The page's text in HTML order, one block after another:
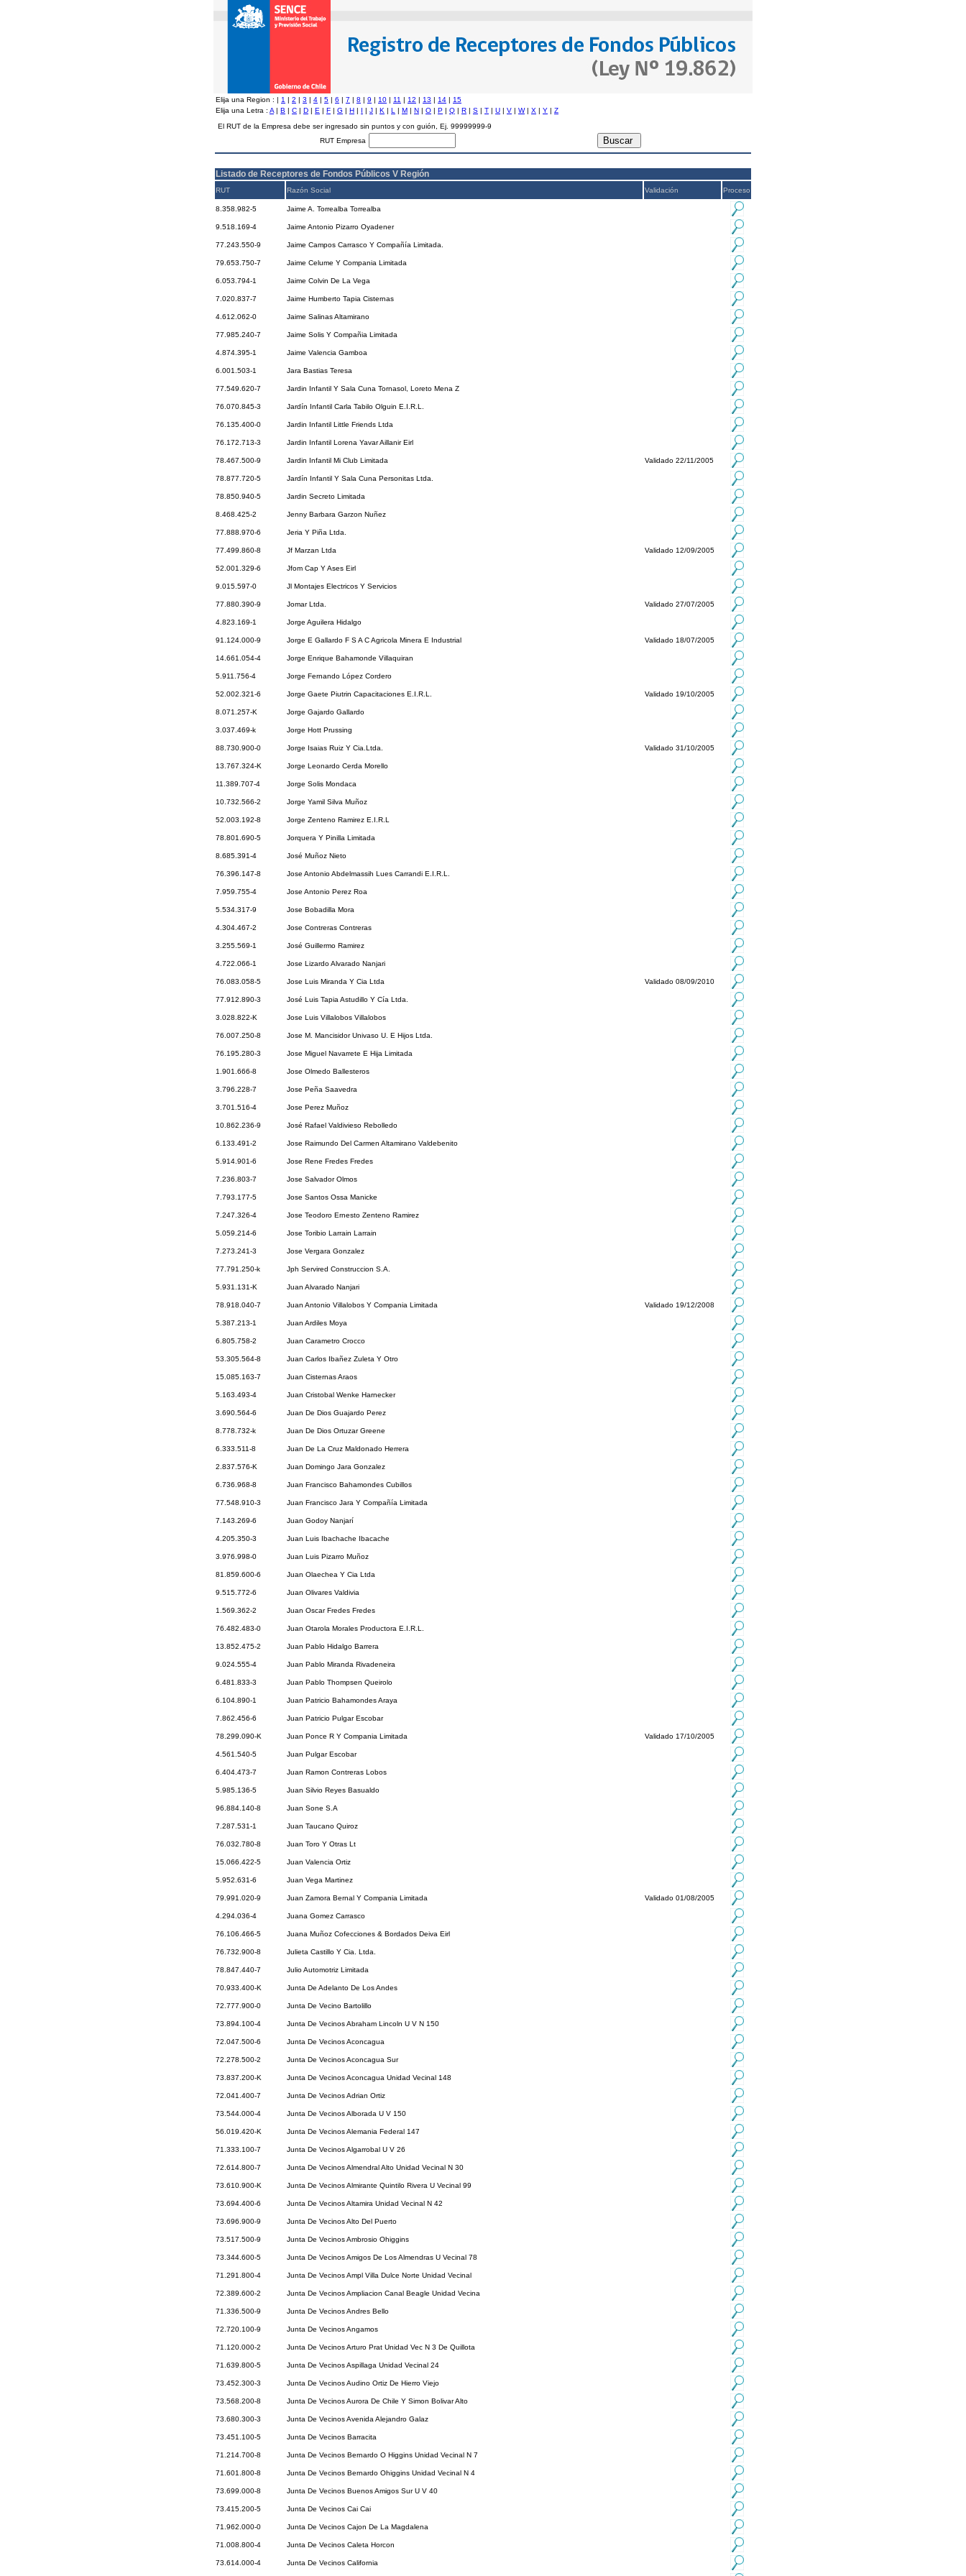
Elija una Region : | 1 | 2 | 3 | 4 | 5 | 6 | 7 | 8 | 9 | 10 | 11 | 12 | 13 | 14 | 15
Elija una Letra : A | B | C | D | E | F | G | H | I | J | K | L | M | N | O | P | Q | R | S | T | U | V | W| X | Y | Z
El RUT de la Empresa debe ser ingresado sin puntos y con guión, Ej. 99999999-9
RUT Empresa
Listado de Receptores de Fondos Públicos V Región
RUT Razón Social Validación Proceso
8.358.982-5 Jaime A. Torrealba Torrealba
9.518.169-4 Jaime Antonio Pizarro Oyadener
77.243.550-9 Jaime Campos Carrasco Y Compañía Limitada.
79.653.750-7 Jaime Celume Y Compania Limitada
6.053.794-1 Jaime Colvin De La Vega
7.020.837-7 Jaime Humberto Tapia Cisternas
4.612.062-0 Jaime Salinas Altamirano
77.985.240-7 Jaime Solis Y Compañia Limitada
4.874.395-1 Jaime Valencia Gamboa
6.001.503-1 Jara Bastias Teresa
77.549.620-7 Jardin Infantil Y Sala Cuna Tornasol, Loreto Mena Z
76.070.845-3 Jardín Infantil Carla Tabilo Olguin E.I.R.L.
76.135.400-0 Jardin Infantil Little Friends Ltda
76.172.713-3 Jardin Infantil Lorena Yavar Aillanir Eirl
78.467.500-9 Jardin Infantil Mi Club Limitada Validado 22/11/2005
78.877.720-5 Jardín Infantil Y Sala Cuna Personitas Ltda.
78.850.940-5 Jardin Secreto Limitada
8.468.425-2 Jenny Barbara Garzon Nuñez
77.888.970-6 Jeria Y Piña Ltda.
77.499.860-8 Jf Marzan Ltda Validado 12/09/2005
52.001.329-6 Jfom Cap Y Ases Eirl
9.015.597-0 Jl Montajes Electricos Y Servicios
77.880.390-9 Jomar Ltda. Validado 27/07/2005
4.823.169-1 Jorge Aguilera Hidalgo
91.124.000-9 Jorge E Gallardo F S A C Agricola Minera E Industrial Validado 18/07/2005
14.661.054-4 Jorge Enrique Bahamonde Villaquiran
5.911.756-4 Jorge Fernando López Cordero
52.002.321-6 Jorge Gaete Piutrin Capacitaciones E.I.R.L. Validado 19/10/2005
8.071.257-K Jorge Gajardo Gallardo
3.037.469-k Jorge Hott Prussing
88.730.900-0 Jorge Isaias Ruiz Y Cia.Ltda. Validado 31/10/2005
13.767.324-K Jorge Leonardo Cerda Morello
11.389.707-4 Jorge Solis Mondaca
10.732.566-2 Jorge Yamil Silva Muñoz
52.003.192-8 Jorge Zenteno Ramirez E.I.R.L
78.801.690-5 Jorquera Y Pinilla Limitada
8.685.391-4 José Muñoz Nieto
76.396.147-8 Jose Antonio Abdelmassih Lues Carrandi E.I.R.L.
7.959.755-4 Jose Antonio Perez Roa
5.534.317-9 Jose Bobadilla Mora
4.304.467-2 Jose Contreras Contreras
3.255.569-1 José Guillermo Ramirez
4.722.066-1 Jose Lizardo Alvarado Nanjari
76.083.058-5 Jose Luis Miranda Y Cia Ltda Validado 08/09/2010
77.912.890-3 José Luis Tapia Astudillo Y Cía Ltda.
3.028.822-K Jose Luis Villalobos Villalobos
76.007.250-8 Jose M. Mancisidor Univaso U. E Hijos Ltda.
76.195.280-3 Jose Miguel Navarrete E Hija Limitada
1.901.666-8 Jose Olmedo Ballesteros
3.796.228-7 Jose Peña Saavedra
3.701.516-4 Jose Perez Muñoz
10.862.236-9 José Rafael Valdivieso Rebolledo
6.133.491-2 Jose Raimundo Del Carmen Altamirano Valdebenito
5.914.901-6 Jose Rene Fredes Fredes
7.236.803-7 Jose Salvador Olmos
7.793.177-5 Jose Santos Ossa Manicke
7.247.326-4 Jose Teodoro Ernesto Zenteno Ramirez
5.059.214-6 Jose Toribio Larrain Larrain
7.273.241-3 Jose Vergara Gonzalez
77.791.250-k Jph Servired Construccion S.A.
5.931.131-K Juan Alvarado Nanjari
78.918.040-7 Juan Antonio Villalobos Y Compania Limitada Validado 19/12/2008
5.387.213-1 Juan Ardiles Moya
6.805.758-2 Juan Carametro Crocco
53.305.564-8 Juan Carlos Ibañez Zuleta Y Otro
15.085.163-7 Juan Cisternas Araos
5.163.493-4 Juan Cristobal Wenke Harnecker
3.690.564-6 Juan De Dios Guajardo Perez
8.778.732-k Juan De Dios Ortuzar Greene
6.333.511-8 Juan De La Cruz Maldonado Herrera
2.837.576-K Juan Domingo Jara Gonzalez
6.736.968-8 Juan Francisco Bahamondes Cubillos
77.548.910-3 Juan Francisco Jara Y Compañía Limitada
7.143.269-6 Juan Godoy Nanjarí
4.205.350-3 Juan Luis Ibachache Ibacache
3.976.998-0 Juan Luis Pizarro Muñoz
81.859.600-6 Juan Olaechea Y Cia Ltda
9.515.772-6 Juan Olivares Valdivia
1.569.362-2 Juan Oscar Fredes Fredes
76.482.483-0 Juan Otarola Morales Productora E.I.R.L.
13.852.475-2 Juan Pablo Hidalgo Barrera
9.024.555-4 Juan Pablo Miranda Rivadeneira
6.481.833-3 Juan Pablo Thompsen Queirolo
6.104.890-1 Juan Patricio Bahamondes Araya
7.862.456-6 Juan Patricio Pulgar Escobar
78.299.090-K Juan Ponce R Y Compania Limitada Validado 17/10/2005
4.561.540-5 Juan Pulgar Escobar
6.404.473-7 Juan Ramon Contreras Lobos
5.985.136-5 Juan Silvio Reyes Basualdo
96.884.140-8 Juan Sone S.A
7.287.531-1 Juan Taucano Quiroz
76.032.780-8 Juan Toro Y Otras Lt
15.066.422-5 Juan Valencia Ortiz
5.952.631-6 Juan Vega Martinez
79.991.020-9 Juan Zamora Bernal Y Compania Limitada Validado 01/08/2005
4.294.036-4 Juana Gomez Carrasco
76.106.466-5 Juana Muñoz Cofecciones & Bordados Deiva Eirl
76.732.900-8 Julieta Castillo Y Cia. Ltda.
78.847.440-7 Julio Automotriz Limitada
70.933.400-K Junta De Adelanto De Los Andes
72.777.900-0 Junta De Vecino Bartolillo
73.894.100-4 Junta De Vecinos Abraham Lincoln U V N 150
72.047.500-6 Junta De Vecinos Aconcagua
72.278.500-2 Junta De Vecinos Aconcagua Sur
73.837.200-K Junta De Vecinos Aconcagua Unidad Vecinal 148
72.041.400-7 Junta De Vecinos Adrian Ortiz
73.544.000-4 Junta De Vecinos Alborada U V 150
56.019.420-K Junta De Vecinos Alemania Federal 147
71.333.100-7 Junta De Vecinos Algarrobal U V 26
72.614.800-7 Junta De Vecinos Almendral Alto Unidad Vecinal N 30
73.610.900-K Junta De Vecinos Almirante Quintilo Rivera U Vecinal 99
73.694.400-6 Junta De Vecinos Altamira Unidad Vecinal N 42
73.696.900-9 Junta De Vecinos Alto Del Puerto
73.517.500-9 Junta De Vecinos Ambrosio Ohiggins
73.344.600-5 Junta De Vecinos Amigos De Los Almendras U Vecinal 78
71.291.800-4 Junta De Vecinos Ampl Villa Dulce Norte Unidad Vecinal
72.389.600-2 Junta De Vecinos Ampliacion Canal Beagle Unidad Vecina
71.336.500-9 Junta De Vecinos Andres Bello
72.720.100-9 Junta De Vecinos Angamos
71.120.000-2 Junta De Vecinos Arturo Prat Unidad Vec N 3 De Quillota
71.639.800-5 Junta De Vecinos Aspillaga Unidad Vecinal 24
73.452.300-3 Junta De Vecinos Audino Ortiz De Hierro Viejo
73.568.200-8 Junta De Vecinos Aurora De Chile Y Simon Bolivar Alto
73.680.300-3 Junta De Vecinos Avenida Alejandro Galaz
73.451.100-5 Junta De Vecinos Barracita
71.214.700-8 Junta De Vecinos Bernardo O Higgins Unidad Vecinal N 7
71.601.800-8 Junta De Vecinos Bernardo Ohiggins Unidad Vecinal N 4
73.699.000-8 Junta De Vecinos Buenos Amigos Sur U V 40
73.415.200-5 Junta De Vecinos Cai Cai
71.962.000-0 Junta De Vecinos Cajon De La Magdalena
71.008.800-4 Junta De Vecinos Caleta Horcon
73.614.000-4 Junta De Vecinos California